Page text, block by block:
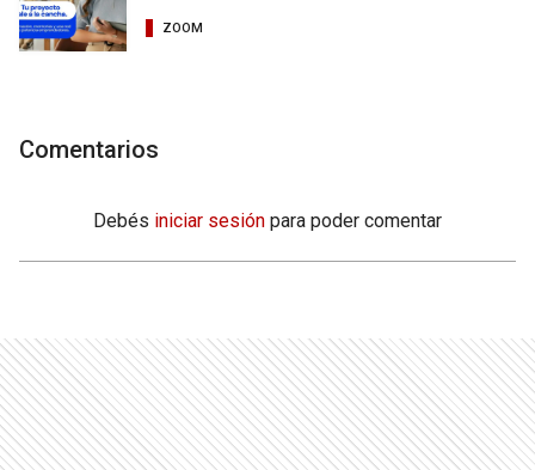
ZOOM
Comentarios
Debés iniciar sesión para poder comentar